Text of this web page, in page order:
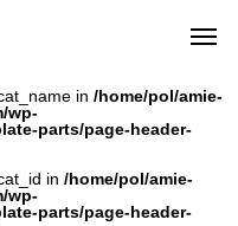
in /home/pol/amie-
wp-
parts/page-header-
in /home/pol/amie-
wp-
parts/page-header-